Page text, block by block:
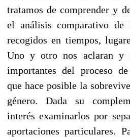
tratamos de comprender y
el análisis comparativo de
recogidos en tiempos,
Uno y otro nos aclaran y
importantes del proceso
que hace posible la
género. Dada su
interés examinarlos por
aportaciones particulares.